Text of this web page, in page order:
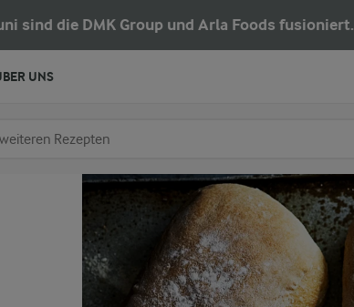
sind die DMK Group und Arla Foods fusioniert.
UNS